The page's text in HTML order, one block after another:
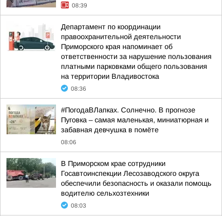
08:39
Департамент по координации
правоохранительной деятельности
Приморского края напоминает об
ответственности за нарушение пользования
платными парковками общего пользования
на территории Владивостока
08:36
#ПогодаВЛапках. Солнечно. В прогнозе
Пуговка – самая маленькая, миниатюрная и
забавная девчушка в помёте
08:06
В Приморском крае сотрудники
Госавтоинспекции Лесозаводского округа
обеспечили безопасность и оказали помощь
водителю сельхозтехники
08:03